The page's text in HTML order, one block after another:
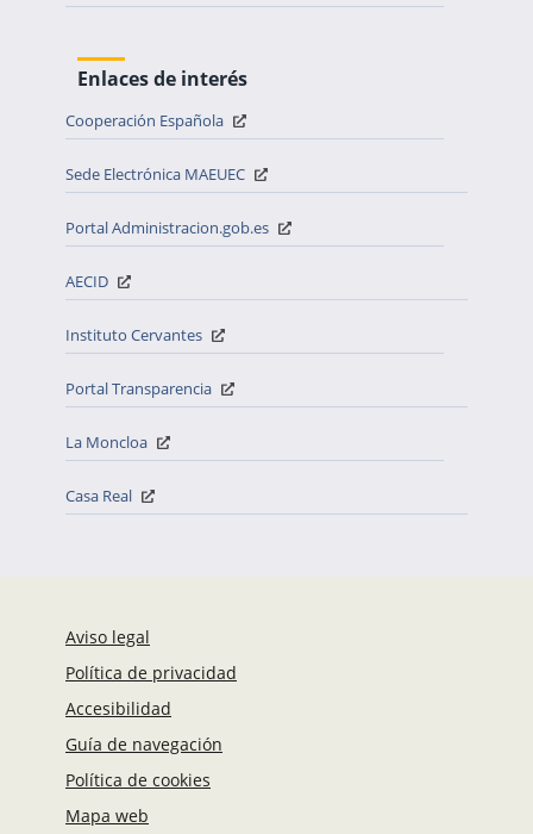
Enlaces de interés
Cooperación Española
Sede Electrónica MAEUEC
Portal Administracion.gob.es
AECID
Instituto Cervantes
Portal Transparencia
La Moncloa
Casa Real
Aviso legal
Política de privacidad
Accesibilidad
Guía de navegación
Política de cookies
Mapa web